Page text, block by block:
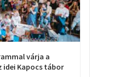
várja a
idei Kapocs tábor